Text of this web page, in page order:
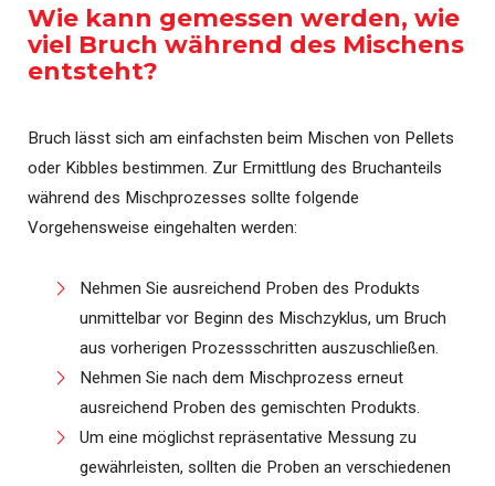
Wie kann gemessen werden, wie
viel Bruch während des Mischens
entsteht?
Bruch lässt sich am einfachsten beim Mischen von Pellets
oder Kibbles bestimmen. Zur Ermittlung des Bruchanteils
während des Mischprozesses sollte folgende
Vorgehensweise eingehalten werden:
Nehmen Sie ausreichend Proben des Produkts
unmittelbar vor Beginn des Mischzyklus, um Bruch
aus vorherigen Prozessschritten auszuschließen.
Nehmen Sie nach dem Mischprozess erneut
ausreichend Proben des gemischten Produkts.
Um eine möglichst repräsentative Messung zu
gewährleisten, sollten die Proben an verschiedenen